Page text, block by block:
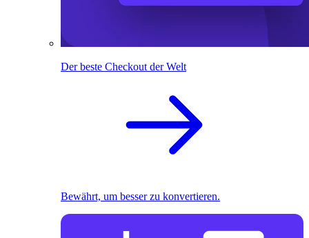
Der beste Checkout der Welt
Bewährt, um besser zu konvertieren.